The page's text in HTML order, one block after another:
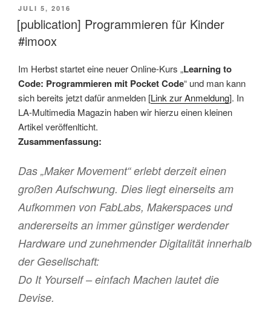
VERÖFFENTLICHT
AM
JULI 5, 2016
[publication] Programmieren für Kinder
#imoox
Im Herbst startet eine neuer Online-Kurs „Learning to
Code: Programmieren mit Pocket Code“ und man kann
sich bereits jetzt dafür anmelden [Link zur Anmeldung]. In
LA-Multimedia Magazin haben wir hierzu einen kleinen
Artikel veröffenlticht.
Zusammenfassung:
Das „Maker Movement“ erlebt derzeit einen
großen Aufschwung. Dies liegt einerseits am
Aufkommen von FabLabs, Makerspaces und
andererseits an immer günstiger werdender
Hardware und zunehmender Digitalität innerhalb
der Gesellschaft:
Do It Yourself – einfach Machen lautet die
Devise.